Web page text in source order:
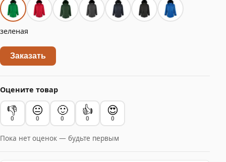
зеленая
Заказать
Оцените товар
👎
0
😐
0
🙂
0
👍
0
😍
0
Пока нет оценок — будьте первым